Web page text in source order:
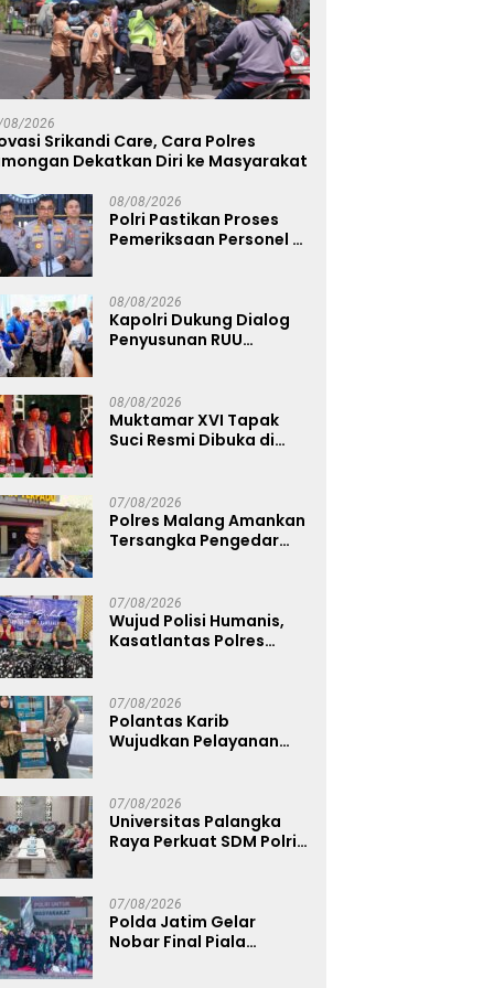
08/2026
Srikandi Care, Cara Polres
Dekatkan Diri ke Masyarakat
08/08/2026
Polri Pastikan Proses
Pemeriksaan Personel di
Transparan
08/08/2026
Kapolri Dukung Dialog
Penyusunan RUU
Buruh
08/08/2026
Muktamar XVI Tapak
Suci Resmi Dibuka di
Anggota Kehormatan
07/08/2026
Polres Malang Amankan
Tersangka Pengedar
Ganja 131 Gram
07/08/2026
Wujud Polisi Humanis,
Kasatlantas Polres
Berkah di Masjid Syekh
Ahmad Ibrahim
07/08/2026
Polantas Karib
Wujudkan Pelayanan
Humanis
07/08/2026
Universitas Palangka
Raya Perkuat SDM Polri
07/08/2026
Polda Jatim Gelar
Nobar Final Piala